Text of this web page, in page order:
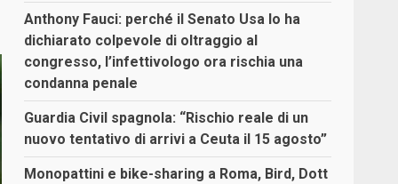
Anthony Fauci: perché il Senato Usa lo ha
dichiarato colpevole di oltraggio al
congresso, l’infettivologo ora rischia una
condanna penale
Guardia Civil spagnola: “Rischio reale di un
nuovo tentativo di arrivi a Ceuta il 15 agosto”
Monopattini e bike-sharing a Roma, Bird, Dott